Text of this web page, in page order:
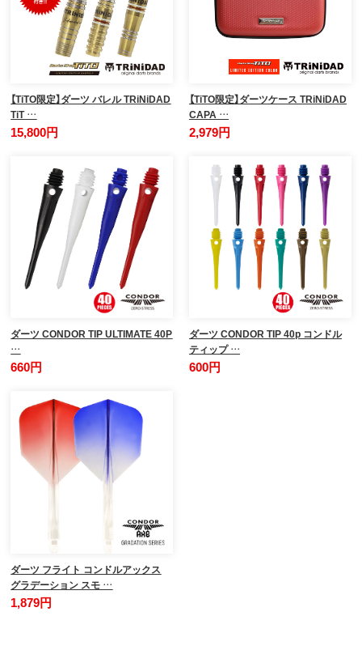
【TiTO限定】ダーツ バレル TRiNiDAD
TiT …
15,800円
【TiTO限定】ダーツケース TRiNiDAD
CAPA …
2,979円
ダーツ CONDOR TIP ULTIMATE 40P
…
660円
ダーツ CONDOR TIP 40p コンドル
ティップ …
600円
ダーツ フライト コンドルアックス
グラデーション スモ …
1,879円